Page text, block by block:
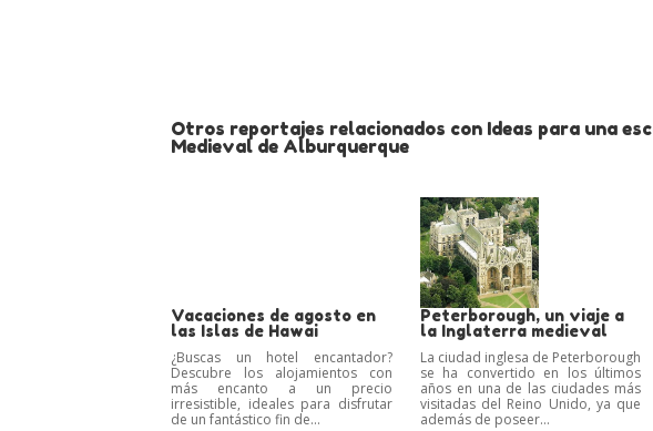
Otros reportajes relacionados con Ideas para una
Medieval de Alburquerque
Vacaciones de agosto en
las Islas de Hawai
¿Buscas un hotel encantador?
Descubre los alojamientos con
más encanto a un precio
irresistible, ideales para disfrutar
de un fantástico fin de...
Peterborough, un viaje a
la Inglaterra medieval
La ciudad inglesa de Peterborough
se ha convertido en los últimos
años en una de las ciudades más
visitadas del Reino Unido, ya que
además de poseer...